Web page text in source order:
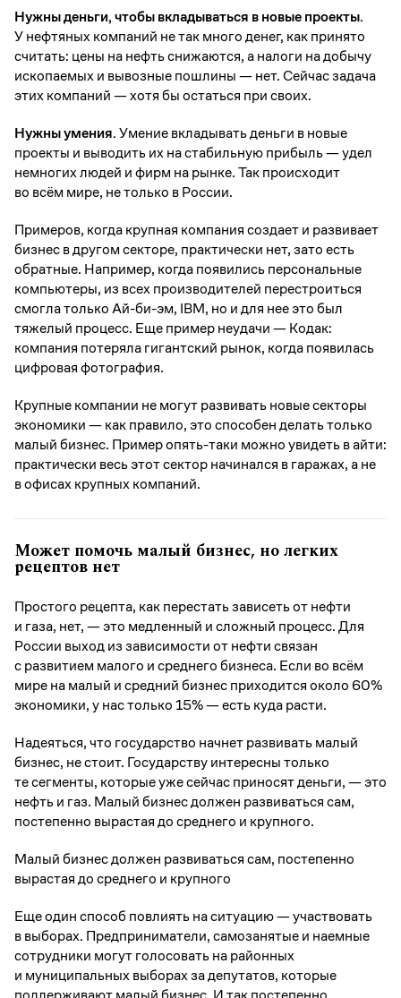
Нужны деньги, чтобы вкладываться в новые проекты.
У нефтяных компаний не так много денег, как принято
считать: цены на нефть снижаются, а налоги на добычу
ископаемых и вывозные пошлины — нет. Сейчас задача
этих компаний — хотя бы остаться при своих.
Нужны умения.Умение вкладывать деньги в новые
проекты и выводить их на стабильную прибыль — удел
немногих людей и фирм на рынке. Так происходит
во всём мире, не только в России.
Примеров, когда крупная компания создает и развивает
бизнес в другом секторе, практически нет, зато есть
обратные. Например, когда появились персональные
компьютеры, из всех производителей перестроиться
смогла только Ай-би-эм, IBM, но и для нее это был
тяжелый процесс. Еще пример неудачи — Кодак:
компания потеряла гигантский рынок, когда появилась
цифровая фотография.
Крупные компании не могут развивать новые секторы
экономики — как правило, это способен делать только
малый бизнес. Пример опять-таки можно увидеть в айти:
практически весь этот сектор начинался в гаражах, а не
в офисах крупных компаний.
Может помочь малый бизнес, но легких
рецептов нет
Простого рецепта, как перестать зависеть от нефти
и газа, нет, — это медленный и сложный процесс. Для
России выход из зависимости от нефти связан
с развитием малого и среднего бизнеса. Если во всём
мире на малый и средний бизнес приходится около 60%
экономики, у нас только 15% — есть куда расти.
Надеяться, что государство начнет развивать малый
бизнес, не стоит. Государству интересны только
те сегменты, которые уже сейчас приносят деньги, — это
нефть и газ. Малый бизнес должен развиваться сам,
постепенно вырастая до среднего и крупного.
Малый бизнес должен развиваться сам, постепенно
вырастая до среднего и крупного
Еще один способ повлиять на ситуацию — участвовать
в выборах. Предприниматели, самозанятые и наемные
сотрудники могут голосовать на районных
и муниципальных выборах за депутатов, которые